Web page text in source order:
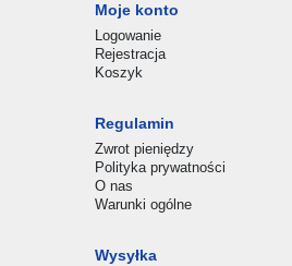
Moje konto
Logowanie
Rejestracja
Koszyk
Regulamin
Zwrot pieniędzy
Polityka prywatności
O nas
Warunki ogólne
Wysyłka